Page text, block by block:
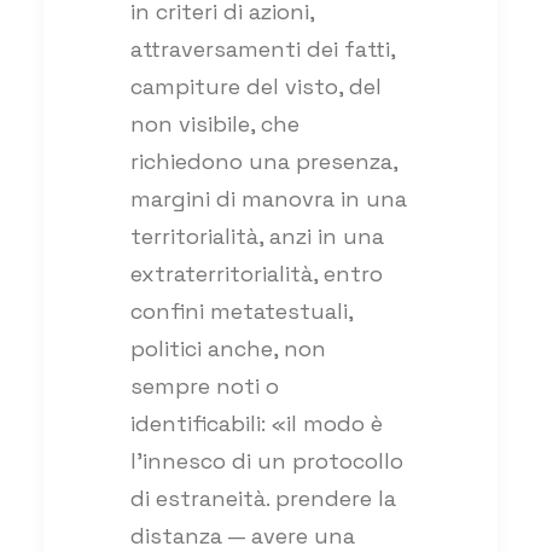
in criteri di azioni,
attraversamenti dei fatti,
campiture del visto, del
non visibile, che
richiedono una presenza,
margini di manovra in una
territorialità, anzi in una
extraterritorialità, entro
confini metatestuali,
politici anche, non
sempre noti o
identificabili: «il modo è
l’innesco di un protocollo
di estraneità. prendere la
distanza — avere una